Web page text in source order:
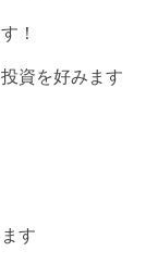
！
資を好みます
す